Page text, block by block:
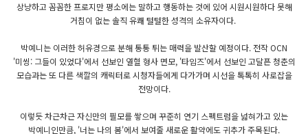
상냥하고 꼼꼼한 프로지만 평소에는 말하고 행동하는 것에 있어 시원시원하다 못해
거침이 없는 솔직 유쾌 털털한 성격의 소유자이다.
박예니는 이러한 허유경으로 분해 통통 튀는 매력을 발산할 예정이다. 전작 OCN
'미씽: 그들이 있었다'에서 선보인 열혈 형사 면모, '타임즈'에서 선보인 고달픈 청춘의
모습과는 또 다른 색깔의 캐릭터로 시청자들에게 다가가며 시선을 톡톡히 사로잡을
전망이다.
이렇듯 차근차근 자신만의 필모를 쌓으며 꾸준히 연기 스펙트럼을 넓혀가고 있는
박예니인만큼, '너는 나의 봄'에서 보여줄 새로운 활약에도 귀추가 주목된다.